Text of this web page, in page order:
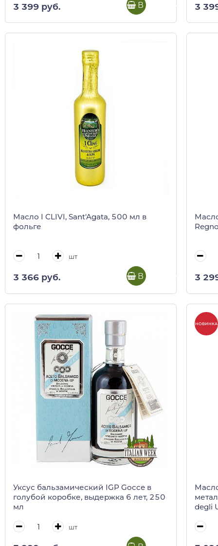
3 399 руб. В корзину 3
Масло I CLIVI, Sant'Agata, 500 мл в
фольге
шт
3 366 руб. В корзину 3
Уксус бальзамический IGP Gocce в
голубой коробке, выдержка 6 лет, 250
мл
шт
НОВИНКА
degli